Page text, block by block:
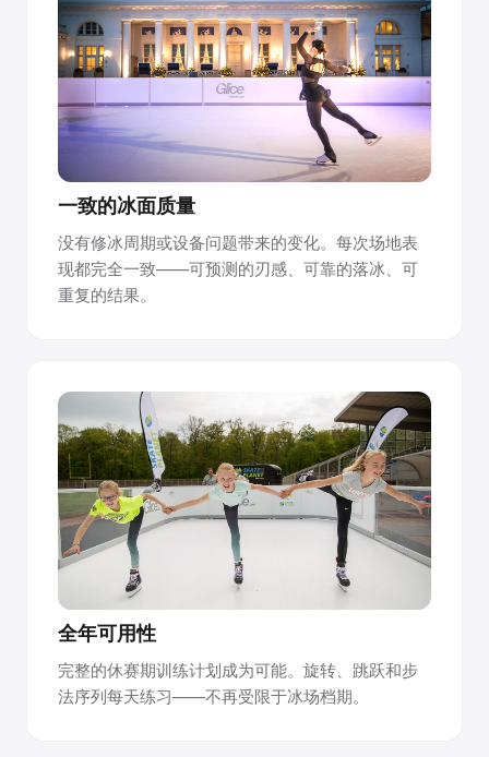
一致的冰面质量
没有修冰周期或设备问题带来的变化。每次场地表
现都完全一致——可预测的刃感、可靠的落冰、可
重复的结果。
全年可用性
完整的休赛期训练计划成为可能。旋转、跳跃和步
法序列每天练习——不再受限于冰场档期。